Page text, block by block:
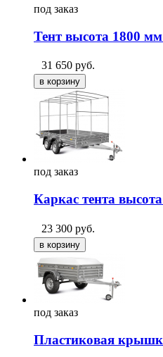
под заказ
Тент высота 1800
31 650 руб.
под заказ
Каркас тента
23 300 руб.
под заказ
Пластиковая